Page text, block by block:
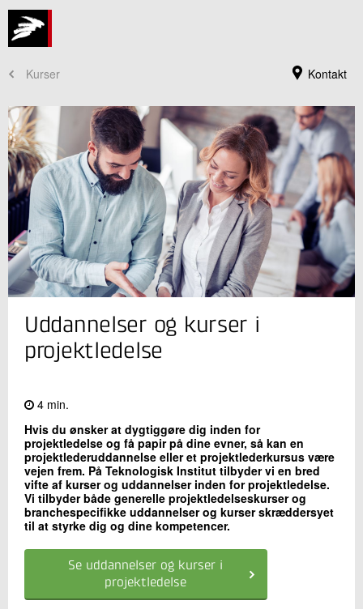
Kontakt
Kurser
+45 72 20 30 00
Send e-mail
Kontakt os
Send
Uddannelser og kurser i
projektledelse
4 min.
Hvis du ønsker at dygtiggøre dig inden for
projektledelse og få papir på dine evner, så kan en
projektlederuddannelse eller et projektlederkursus være
vejen frem. På Teknologisk Institut tilbyder vi en bred
vifte af kurser og uddannelser inden for projektledelse.
Vi tilbyder både generelle projektledelseskurser og
branchespecifikke uddannelser og kurser skræddersyet
til at styrke dig og dine kompetencer.
Se uddannelser og kurser i
projektledelse